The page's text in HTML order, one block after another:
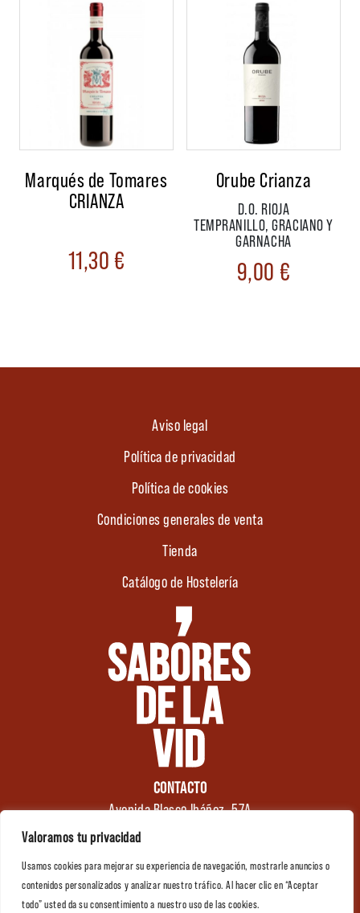
Valoramos tu privacidad
Usamos cookies para mejorar su experiencia de navegación, mostrarle anuncios o
contenidos personalizados y analizar nuestro tráfico. Al hacer clic en “Aceptar
todo” usted da su consentimiento a nuestro uso de las cookies.
Marqués de Tomares
CRIANZA
11,30€
Orube Crianza
D.O. RIOJA
TEMPRANILLO, GRACIANO Y
GARNACHA
9,00 €
Aviso legal
Política de privacidad
Política de cookies
Condiciones generales de venta
Tienda
Catálogo de Hostelería
CONTACTO
Avenida Blasco Ibáñez, 57A
Tel.: +34 961 176 174
info@saboresdelavid.com
0